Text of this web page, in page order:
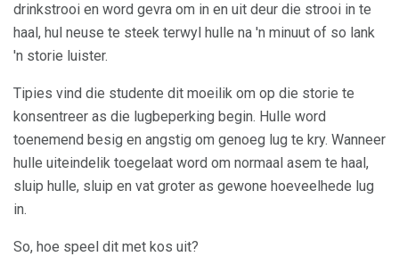
drinkstrooi en word gevra om in en uit deur die strooi in te
haal, hul neuse te steek terwyl hulle na 'n minuut of so lank
'n storie luister.
Tipies vind die studente dit moeilik om op die storie te
konsentreer as die lugbeperking begin. Hulle word
toenemend besig en angstig om genoeg lug te kry. Wanneer
hulle uiteindelik toegelaat word om normaal asem te haal,
sluip hulle, sluip en vat groter as gewone hoeveelhede lug
in.
So, hoe speel dit met kos uit?